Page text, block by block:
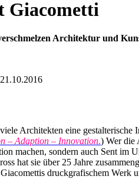
Giacometti
Architektur und
Architekten eine gestalterische
– Adaption – Innovation.) Wer die
machen, sondern auch Sent im
hat sie über 25 Jahre
druckgrafischem Werk